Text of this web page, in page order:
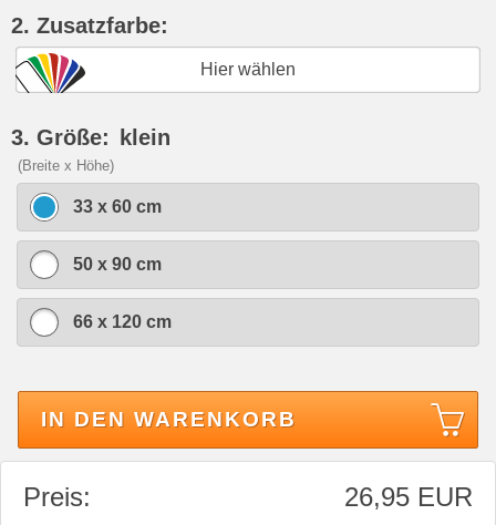
2. Zusatzfarbe:
Hier wählen
3. Größe: klein
(Breite x Höhe)
33 x 60 cm
50 x 90 cm
66 x 120 cm
IN DEN WARENKORB
Preis: 26,95 EUR